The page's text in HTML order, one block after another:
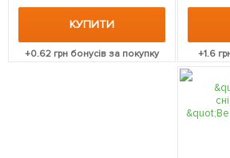
КУПИТИ
+0.62 грн бонусів за покупку +1.6